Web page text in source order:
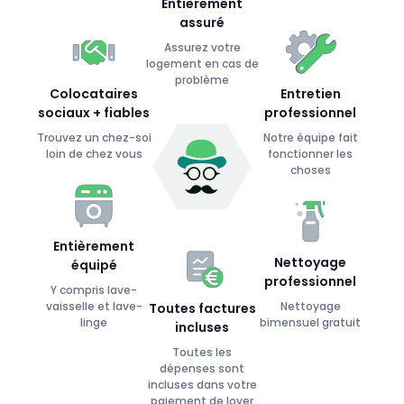
Entièrement
assuré
Assurez votre
logement en cas de
problème
Colocataires
sociaux + fiables
Trouvez un chez-soi
loin de chez vous
Entièrement
équipé
Y compris lave-
vaisselle et lave-
linge
Entretien
professionnel
Notre équipe fait
fonctionner les
choses
Nettoyage
professionnel
Nettoyage
bimensuel gratuit
Toutes factures
incluses
Toutes les
dépenses sont
incluses dans votre
paiement de loyer